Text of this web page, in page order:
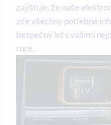
zajišťuje, že naše
zde všechny potřebné
bezpečný let s vašimi
ruce.